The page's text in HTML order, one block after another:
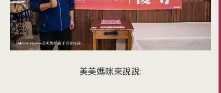
美美媽咪來說說: